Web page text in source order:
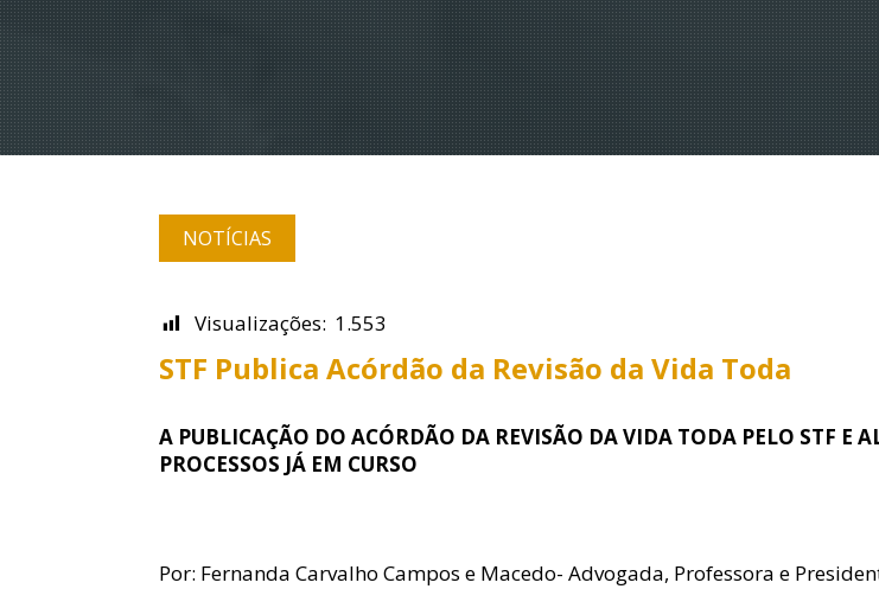
NOTÍCIAS
Visualizações: 1.553
STF Publica Acórdão da Revisão da Vida Toda
A PUBLICAÇÃO DO ACÓRDÃO DA REVISÃO DA VIDA TODA PELO STF E
PROCESSOS JÁ EM CURSO
Por: Fernanda Carvalho Campos e Macedo- Advogada, Professora e